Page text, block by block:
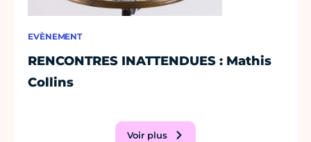
EVÈNEMENT
RENCONTRES INATTENDUES : Mathis
Collins
Voir plus